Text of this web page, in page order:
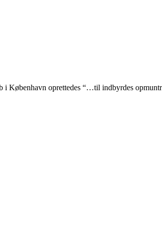
i København oprettedes “…til indbyrdes